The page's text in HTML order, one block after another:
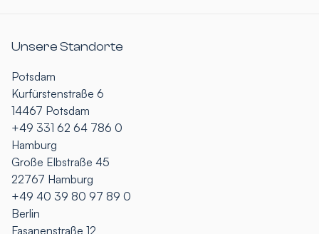
Unsere Standorte
Potsdam
Kurfürstenstraße 6
14467 Potsdam
+49 331 62 64 786 0
Hamburg
Große Elbstraße 45
22767 Hamburg
+49 40 39 80 97 89 0
Berlin
Fasanenstraße 12